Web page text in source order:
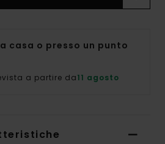
casa o presso un punto
a partire da11 agosto